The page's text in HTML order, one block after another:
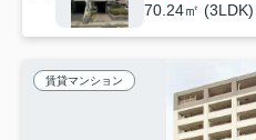
70.24㎡ (3LDK)
賃貸マンション